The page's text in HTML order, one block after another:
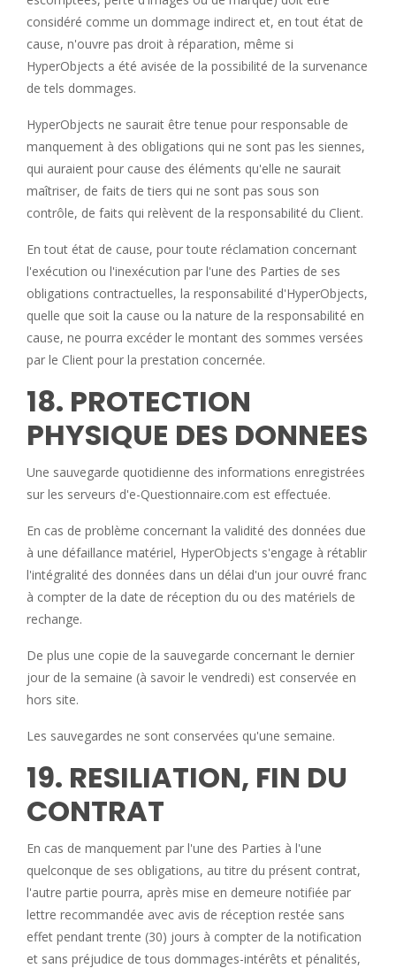
considéré comme un dommage indirect et, en tout état de
cause, n'ouvre pas droit à réparation, même si
HyperObjects a été avisée de la possibilité de la survenance
de tels dommages.
HyperObjects ne saurait être tenue pour responsable de
manquement à des obligations qui ne sont pas les siennes,
qui auraient pour cause des éléments qu'elle ne saurait
maîtriser, de faits de tiers qui ne sont pas sous son
contrôle, de faits qui relèvent de la responsabilité du Client.
En tout état de cause, pour toute réclamation concernant
l'exécution ou l'inexécution par l'une des Parties de ses
obligations contractuelles, la responsabilité d'HyperObjects,
quelle que soit la cause ou la nature de la responsabilité en
cause, ne pourra excéder le montant des sommes versées
par le Client pour la prestation concernée.
18. PROTECTION
PHYSIQUE DES DONNEES
Une sauvegarde quotidienne des informations enregistrées
sur les serveurs d'e-Questionnaire.com est effectuée.
En cas de problème concernant la validité des données due
à une défaillance matériel, HyperObjects s'engage à rétablir
l'intégralité des données dans un délai d'un jour ouvré franc
à compter de la date de réception du ou des matériels de
rechange.
De plus une copie de la sauvegarde concernant le dernier
jour de la semaine (à savoir le vendredi) est conservée en
hors site.
Les sauvegardes ne sont conservées qu'une semaine.
19. RESILIATION, FIN DU
CONTRAT
En cas de manquement par l'une des Parties à l'une
quelconque de ses obligations, au titre du présent contrat,
l'autre partie pourra, après mise en demeure notifiée par
lettre recommandée avec avis de réception restée sans
effet pendant trente (30) jours à compter de la notification
et sans préjudice de tous dommages-intérêts et pénalités,